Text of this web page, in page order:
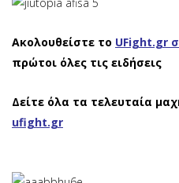
Ακολουθείστε το UFight.gr
πρώτοι όλες τις ειδήσεις
Δείτε όλα τα τελευταία
ufight.gr